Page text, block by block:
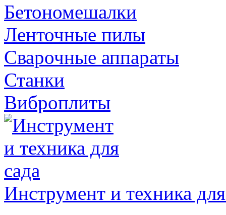
Бетономешалки
Ленточные пилы
Сварочные аппараты
Станки
Виброплиты
Инструмент и техника